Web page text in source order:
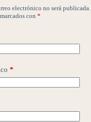
electrónico no será publicada.
con *
*